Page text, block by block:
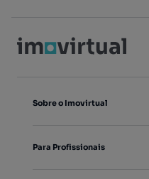
Sobre o Imovirtual
Para Profissionais